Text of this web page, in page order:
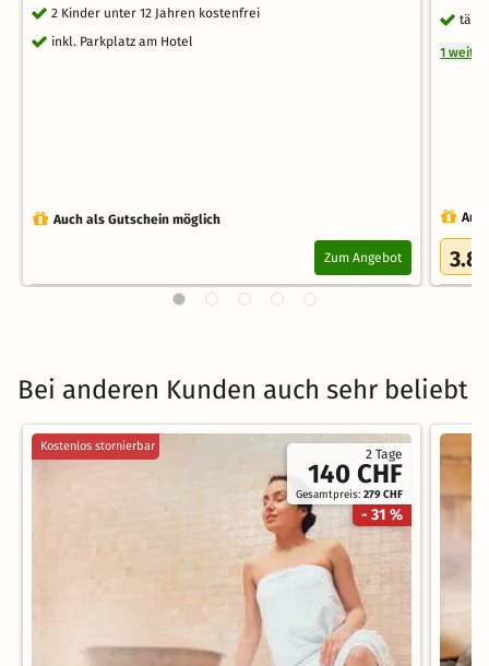
2 Kinder unter 12 Jahren kostenfrei
inkl. Parkplatz am Hotel
Auch als Gutschein möglich
Zum Angebot
1
3.8
Bei anderen Kunden auch sehr beliebt
2 Tage
140 CHF
Gesamtpreis:279 CHF
- 31 %
Kostenlos stornierbar